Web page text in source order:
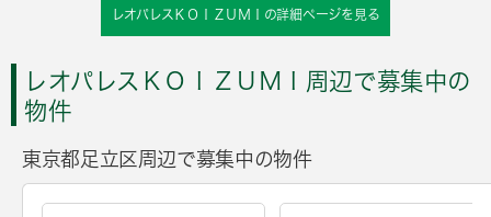
レオパレスＫＯＩＺＵＭＩの詳細ページを見る
レオパレスＫＯＩＺＵＭＩ周辺で募集中の
物件
東京都足立区周辺で募集中の物件